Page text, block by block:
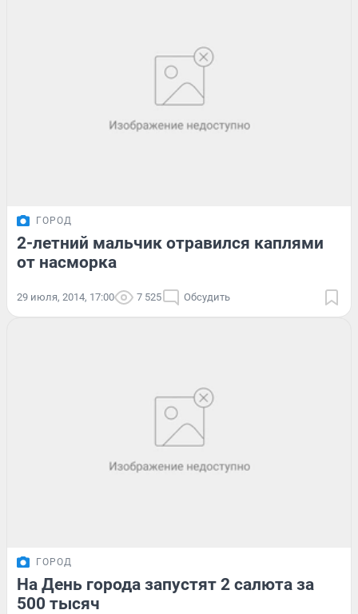
ГОРОД
2-летний мальчик отравился каплями
от насморка
29 июля, 2014, 17:00 7 525 Обсудить
ГОРОД
На День города запустят 2 салюта за
500 тысяч